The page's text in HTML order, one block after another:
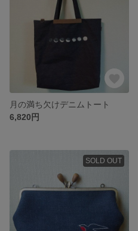
月の満ち欠けデニムトート
6,820円
SOLD OUT